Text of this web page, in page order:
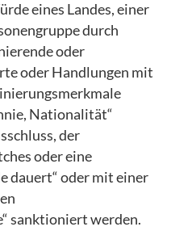
eines Landes, einer
durch
oder
oder Handlungen mit
Nationalität“
der
oder eine
dauert“ oder mit einer
sanktioniert werden.